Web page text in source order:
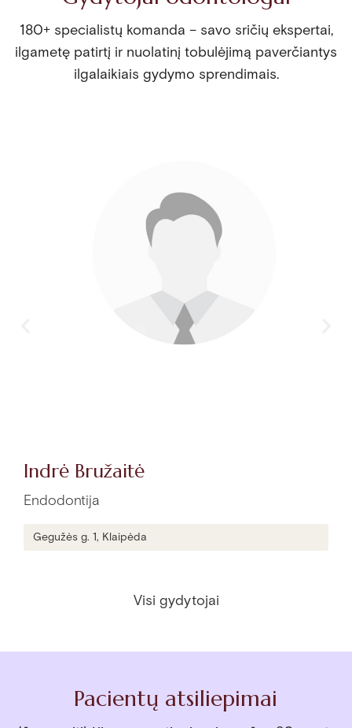
180+ specialistų komanda – savo sričių ekspertai,
ilgametę patirtį ir nuolatinį tobulėjimą paverčiantys
ilgalaikiais gydymo sprendimais.
Indrė Bružaitė
Endodontija
Gegužės g. 1, Klaipėda
Visi gydytojai
Pacientų atsiliepimai